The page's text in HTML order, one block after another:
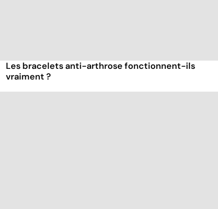
Les bracelets anti-arthrose fonctionnent-ils
vraiment ?